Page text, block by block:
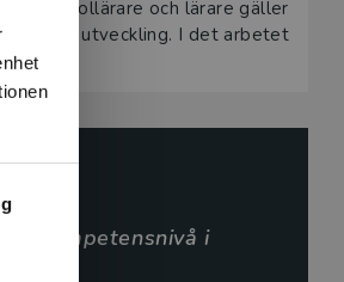
förskollärare och lärare gäller
denna utveckling. I det arbetet
kompetensnivå i